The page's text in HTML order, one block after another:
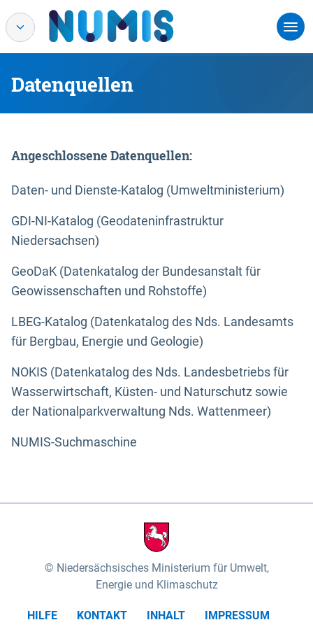
Datenquellen
Angeschlossene Datenquellen:
Daten- und Dienste-Katalog (Umweltministerium)
GDI-NI-Katalog (Geodateninfrastruktur
Niedersachsen)
GeoDaK (Datenkatalog der Bundesanstalt für
Geowissenschaften und Rohstoffe)
LBEG-Katalog (Datenkatalog des Nds. Landesamts
für Bergbau, Energie und Geologie)
NOKIS (Datenkatalog des Nds. Landesbetriebs für
Wasserwirtschaft, Küsten- und Naturschutz sowie
der Nationalparkverwaltung Nds. Wattenmeer)
NUMIS-Suchmaschine
Niedersächsisches Ministerium für Umwelt,
Energie und Klimaschutz
HILFE KONTAKT INHALT
IMPRESSUM